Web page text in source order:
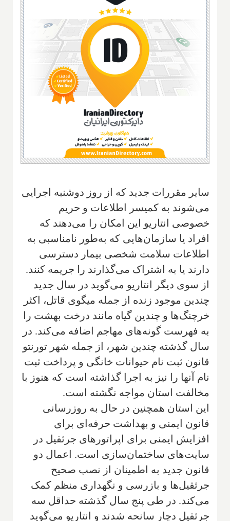
سایر مقررات جدید که از روز دوشنبه اجرایی
می‌شوند به کمیسر اطلاعات و حریم
خصوصی انتاریو این امکان را می‌دهند که
افراد یا سازمان‌هایی که به‌طور نامناسبی به
اطلاعات سلامت شخصی بیمار دسترسی
دارند یا به اشتراک می‌گذارند را جریمه کنند.
از سوی دیگر انتاریو می‌گوید در سال جدید
چندین موجود زنده از جمله میگوی قاتل، اکثر
خرچنگ‌ها و چندین گیاه مانند درخت بهشت را
به فهرست گونه‌های مهاجم اضافه می‌کند. در
سال گذشته چندین شهر، از جمله شهر تورنتو
قانون ثبت نام حیوانات خانگی و پرداخت ثبت
نام آنها را نیز به اجرا گذاشته است که هنوز با
مخالفت استان مواجه نگشته است.
این استان همچنین در حال به روزرسانی
قانون ایمنی و بهداشت حرفه‌ای برای
افزایش ایمنی برای اپراتورهای جرثقیل در
سایت‌های ساختمان‌سازی است. اعمال دو
قانون جدید به اطمینان از نصب صحیح
جرثقیل‌ها و بازرسی و نگهداری منظم کمک
می‌کند. در طی پنج سال گذشته حداقل سه
جرثقیل دچار سانحه شدند و انتاریو می‌گوید